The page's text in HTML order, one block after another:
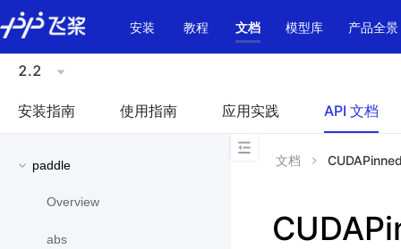
\u200E
安装
教程 文档 模型库 产品全景
2.2
安装指南 使用指南 应用实践 API 文档
paddle
Overview
abs
文档